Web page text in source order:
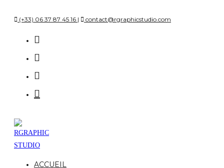
(+33) 06 37 87 45 16 | contact@rgraphicstudio.com
ACCUEIL